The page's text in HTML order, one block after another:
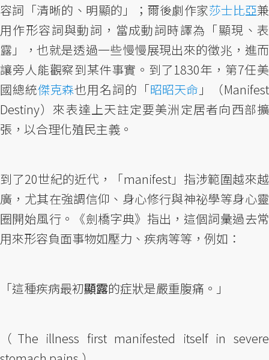
容詞「清晰的、明顯的」；爾後劇作家莎士比亞兼
用作形容詞與動詞，當成動詞時譯為「顯現、表
露」，也就是透過一些慢慢展現出來的徵兆，進而
讓旁人能觀察到某件事實。到了1830年，第7任美
國總統傑克森也用名詞的「昭昭天命 」（Manifest
Destiny）來表達上天註定要美洲定居者向西部擴
張，以合理化殖民主義。
到了20世紀的近代，「manifest」指涉範圍越來越
廣，尤其在強調信仰、身心修行與神祕學等身心靈
圈開始風行。《劍橋字典》指出，這個詞彙過去常
用來形容負面事物如壓力、疾病等等，例如：
「這種疾病最初顯露的症狀是嚴重腹痛。」
（The illness first manifested itself in severe